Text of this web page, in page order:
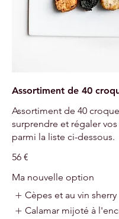
Assortiment de 40
Assortiment de 40
surprendre et régaler
parmi la liste ci-dessous.
56 €
Ma nouvelle option
Cèpes et au vin sherry
Calamar mijoté à